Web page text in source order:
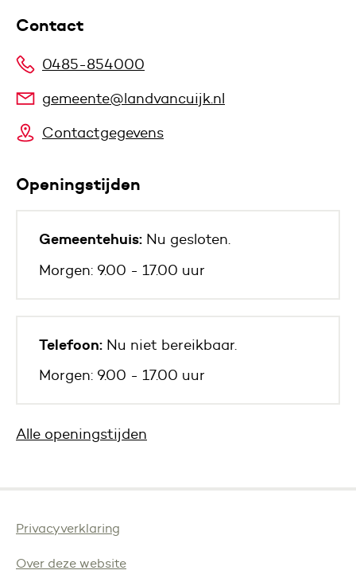
Contact
0485-854000
gemeente@landvancuijk.nl
Contactgegevens
Openingstijden
Gemeentehuis: Nu gesloten.
Morgen: 9.00 - 17.00 uur
Telefoon: Nu niet bereikbaar.
Morgen: 9.00 - 17.00 uur
Alle openingstijden
Privacyverklaring
Over deze website